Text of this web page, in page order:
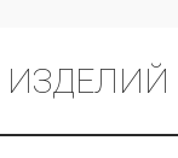
ИЗДЕЛИЙ